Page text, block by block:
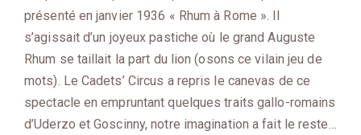
présenté en janvier 1936 « Rhum à Rome ». Il
s’agissait d’un joyeux pastiche où le grand Auguste
Rhum se taillait la part du lion (osons ce vilain jeu de
mots). Le Cadets’ Circus a repris le canevas de ce
spectacle en empruntant quelques traits gallo-romains
d’Uderzo et Goscinny, notre imagination a fait le reste…